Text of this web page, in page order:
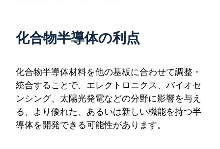
化合物半導体の利点
化合物半導体材料を他の基板に合わせて調整・
統合することで、エレクトロニクス、バイオセ
ンシング、太陽光発電などの分野に影響を与え
る、より優れた、あるいは新しい機能を持つ半
導体を開発できる可能性があります。